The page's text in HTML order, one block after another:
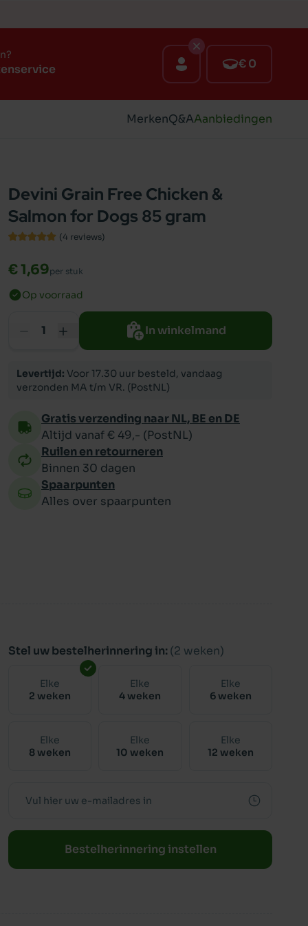
€ 0
MerkenQ&AAanbiedingen
Devini Grain Free Chicken &
Salmon for Dogs 85 gram
(4 reviews)
€ 1,69per stuk
Op voorraad
In winkelmand
Levertijd: Voor 17.30 uur besteld, vandaag
verzonden MA t/m VR. (PostNL)
Gratis verzending naar NL, BE en DE
Altijd vanaf € 49,- (PostNL)
Ruilen en retourneren
Binnen 30 dagen
Spaarpunten
Alles over spaarpunten
Stel uw bestelherinnering in: (2 weken)
Elke
2 weken
Elke
4 weken
Elke
6 weken
Elke
8 weken
Elke
10 weken
Elke
12 weken
Bestelherinnering instellen